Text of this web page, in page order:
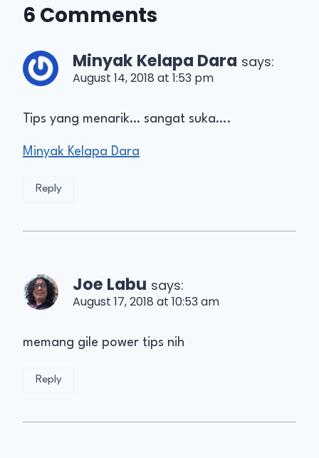
6 Comments
Minyak Kelapa Dara says:
August 14, 2018 at 1:53 pm
Tips yang menarik… sangat suka….
Minyak Kelapa Dara
Reply
Joe Labu says:
August 17, 2018 at 10:53 am
memang gile power tips nih
Reply